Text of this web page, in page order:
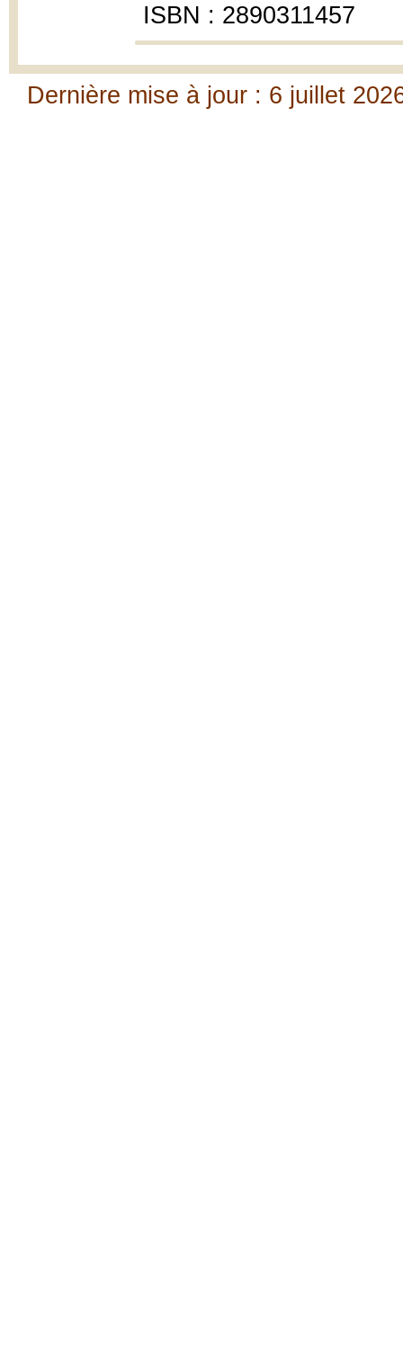
ISBN : 2890311457
Dernière mise à jour : 6 juillet